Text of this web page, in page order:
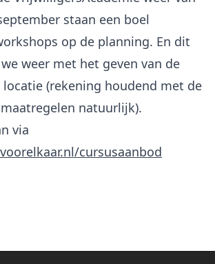
staan een boel
op de planning. En dit
weer met het geven van de
(rekening houdend met de
natuurlijk).
via
cursusaanbod